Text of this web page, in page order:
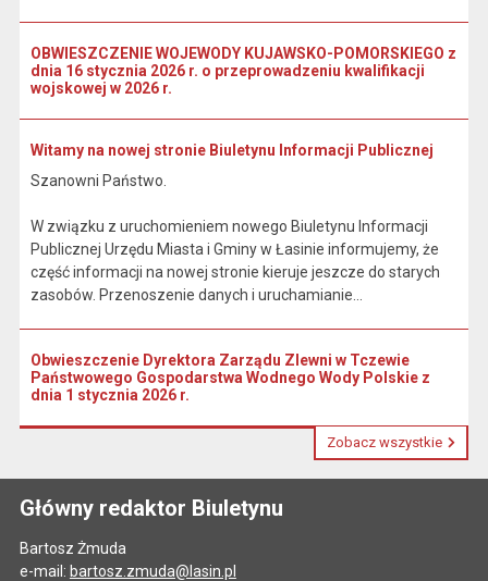
OBWIESZCZENIE WOJEWODY KUJAWSKO-POMORSKIEGO z
dnia 16 stycznia 2026 r. o przeprowadzeniu kwalifikacji
wojskowej w 2026 r.
Witamy na nowej stronie Biuletynu Informacji Publicznej
Szanowni Państwo.
W związku z uruchomieniem nowego Biuletynu Informacji
Publicznej Urzędu Miasta i Gminy w Łasinie informujemy, że
część informacji na nowej stronie kieruje jeszcze do starych
zasobów. Przenoszenie danych i uruchamianie...
Obwieszczenie Dyrektora Zarządu Zlewni w Tczewie
Państwowego Gospodarstwa Wodnego Wody Polskie z
dnia 1 stycznia 2026 r.
Zobacz wszystkie
Główny redaktor Biuletynu
Bartosz Żmuda
e-mail: bartosz.zmuda@lasin.pl